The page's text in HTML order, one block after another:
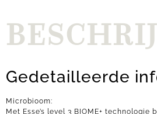
Gedetailleerde
Microbioom:
Met Esse’s level 3 BIOME+